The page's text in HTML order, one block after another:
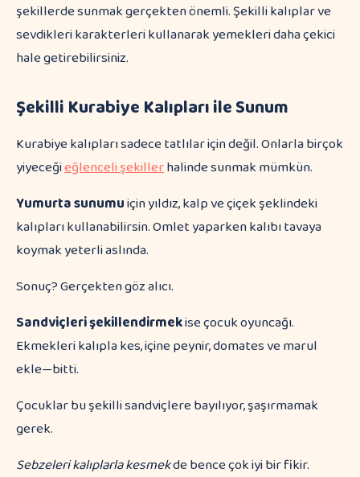
şekillerde sunmak gerçekten önemli. Şekilli kalıplar ve
sevdikleri karakterleri kullanarak yemekleri daha çekici
hale getirebilirsiniz.
Şekilli Kurabiye Kalıpları ile Sunum
Kurabiye kalıpları sadece tatlılar için değil. Onlarla birçok
yiyeceğieğlenceli şekillerhalinde sunmak mümkün.
Yumurta sunumuiçin yıldız, kalp ve çiçek şeklindeki
kalıpları kullanabilirsin. Omlet yaparken kalıbı tavaya
koymak yeterli aslında.
Sonuç? Gerçekten göz alıcı.
Sandviçleri şekillendirmekise çocuk oyuncağı.
Ekmekleri kalıpla kes, içine peynir, domates ve marul
ekle—bitti.
Çocuklar bu şekilli sandviçlere bayılıyor, şaşırmamak
gerek.
Sebzeleri kalıplarla kesmekde bence çok iyi bir fikir.